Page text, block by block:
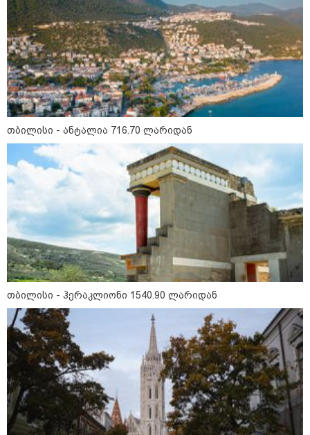
13:59 / 06-08-2026
ნიკა მელიას სასამართლოს
უპატივცემლობის ფაქტზე 1 წლით და 6
თვით თავისუფლების აღკვეთა მიესაჯა
19:42 / 06-08-2026
"იმნაძემ მის მეგობრებს
გიორგი მალანიას უთხრა,
თითქოსდა მისი მასწავლებელი,
გიგა ავალიანი ზედმეტ
ყურადღებას იჩენდა მის
მიმართ, რითაც გაბაშვილი
წააქეზა" - პროკურატურა
19:33 / 06-08-2026
რა სასჯელი ემუქრება ნია
იმნაძეს? - პროკურატურამ მას
ბრალდება წარუდგინა
თბილისი - ანტალია 716.70 ლარიდან
თბილისი - ჰერაკლიონი 1540.90 ლარიდან